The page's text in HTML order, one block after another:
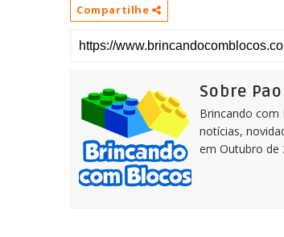
Compartilhe
Sobre
Brincando com
notícias,
em Outubro de